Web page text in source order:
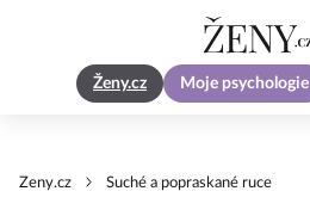
Ženy.cz Moje psychologie
Zeny.cz Suché a popraskané ruce